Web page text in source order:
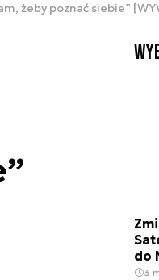
żeby poznać siebie”
do
3